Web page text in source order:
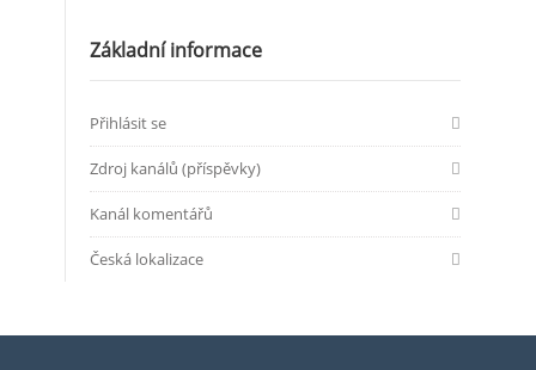
Základní informace
Přihlásit se
Zdroj kanálů (příspěvky)
Kanál komentářů
Česká lokalizace